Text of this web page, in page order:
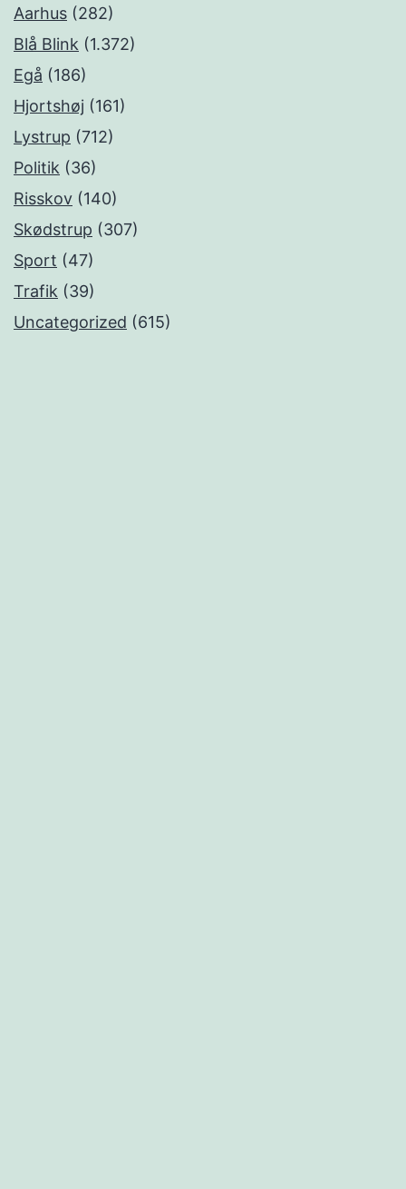
Aarhus (282)
Blå Blink (1.372)
Egå (186)
Hjortshøj (161)
Lystrup (712)
Politik (36)
Risskov (140)
Skødstrup (307)
Sport (47)
Trafik (39)
Uncategorized (615)